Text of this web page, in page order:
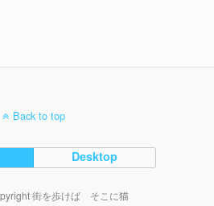
Back to top
Desktop
街を歩けば そこに猫